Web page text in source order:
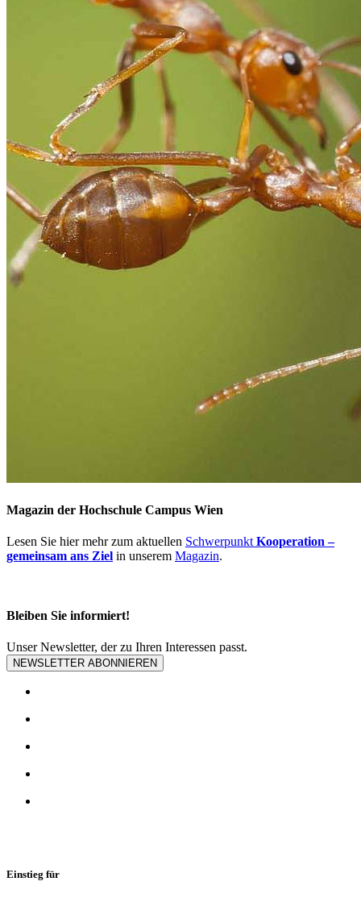
Magazin der Hochschule Campus Wien
Lesen Sie hier mehr zum aktuellen Schwerpunkt Kooperation –
gemeinsam ans Ziel in unserem Magazin.
Bleiben Sie informiert!
Unser Newsletter, der zu Ihren Interessen passt.
NEWSLETTER ABONNIEREN
Einstieg für